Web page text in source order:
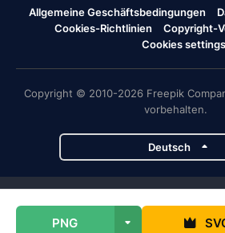
PNG
Allgemeine Geschäftsbedingungen
Cookies-Richtlinien
Copyright-
Cookies settings
Copyright © 2010-2026 Freepik
vorbehalten.
Deutsch